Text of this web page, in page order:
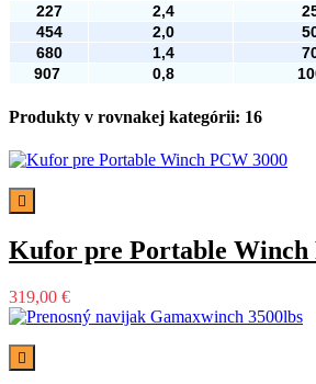
227
2,4
454
2,0
680
1,4
907
0,8
Produkty v rovnakej kategórii: 16

Kufor pre Portable Winch
319,00 €
